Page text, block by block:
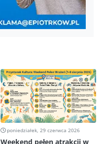
poniedziałek, 29 czerwca 2026
Weekend pełen atrakcji w